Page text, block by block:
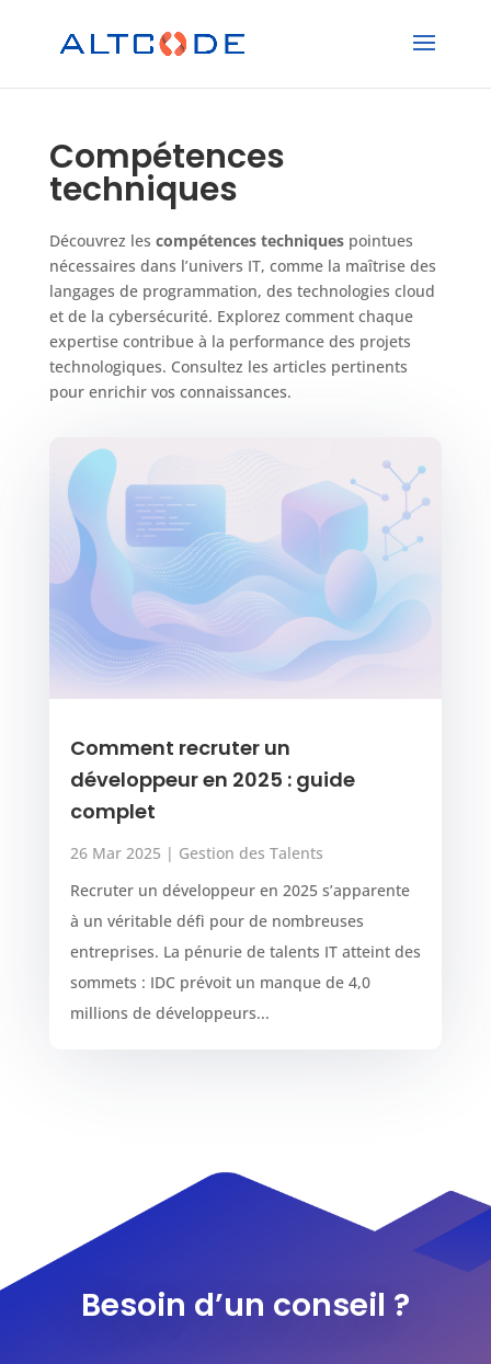
Compétences
techniques
Découvrez les compétences techniquespointues
nécessaires dans l’univers IT, comme la maîtrise des
langages de programmation, des technologies cloud
et de la cybersécurité. Explorez comment chaque
expertise contribue à la performance des projets
technologiques. Consultez les articles pertinents
pour enrichir vos connaissances.
Comment recruter un
développeur en 2025 : guide
complet
26 Mar 2025 | Gestion des Talents
Recruter un développeur en 2025 s’apparente
à un véritable défi pour de nombreuses
entreprises. La pénurie de talents IT atteint des
sommets : IDC prévoit un manque de 4,0
millions de développeurs...
Besoin d’un conseil ?